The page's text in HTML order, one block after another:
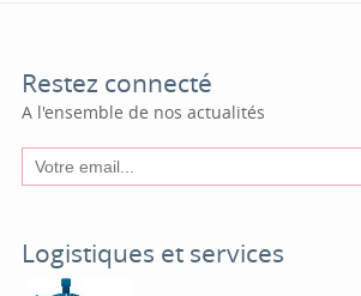
Restez connecté
A l'ensemble de nos actualités
Logistiques et services